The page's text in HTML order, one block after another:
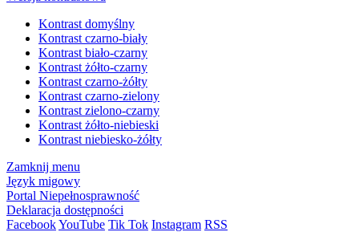
Kontrast domyślny
Kontrast czarno-biały
Kontrast biało-czarny
Kontrast żółto-czarny
Kontrast czarno-żółty
Kontrast czarno-zielony
Kontrast zielono-czarny
Kontrast żółto-niebieski
Kontrast niebiesko-żółty
Zamknij menu
Język migowy
Portal Niepełnosprawność
Deklaracja dostępności
FacebookYouTube Tik Tok Instagram RSS